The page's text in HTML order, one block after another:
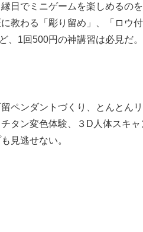
日でミニゲームを楽しめるの
教わる「彫り留め」、「ロウ
、1回500円の神講習は必見だ。
ペンダントづくり、とんとん
タン変色体験、３D人体スキ
見逃せない。